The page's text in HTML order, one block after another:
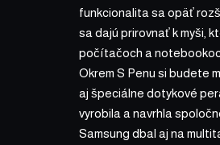
funkcionalita sa opäť
sa dajú prirovnať k myši,
počítačoch a
Okrem S Penu si budete
aj špeciálne dotykové
vyrobila a navrhla
Samsung dbal aj na